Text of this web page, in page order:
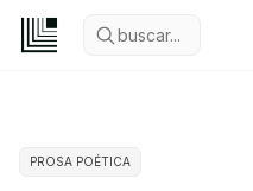
buscar...
PROSA POÉTICA